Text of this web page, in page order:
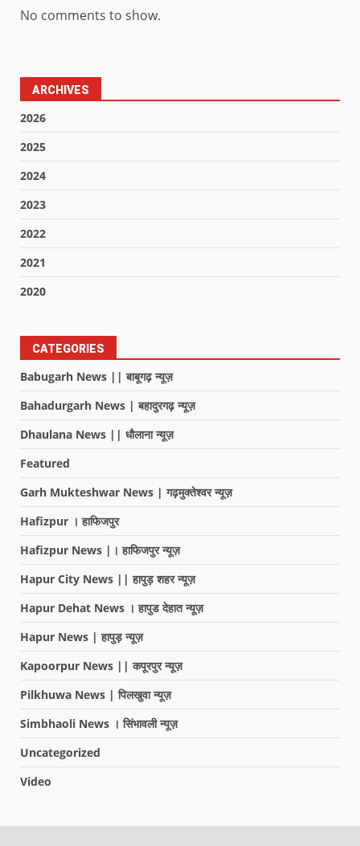
No comments to show.
ARCHIVES
2026
2025
2024
2023
2022
2021
2020
CATEGORIES
Babugarh News || बाबूगढ़ न्यूज़
Bahadurgarh News | बहादुरगढ़ न्यूज़
Dhaulana News || धौलाना न्यूज़
Featured
Garh Mukteshwar News | गढ़मुक्तेश्वर न्यूज़
Hafizpur । हाफिजपुर
Hafizpur News |। हाफिजपुर न्यूज़
Hapur City News || हापुड़ शहर न्यूज़
Hapur Dehat News । हापुड देहात न्यूज़
Hapur News | हापुड़ न्यूज़
Kapoorpur News || कपूरपुर न्यूज़
Pilkhuwa News | पिलखुवा न्यूज़
Simbhaoli News । सिंभावली न्यूज़
Uncategorized
Video